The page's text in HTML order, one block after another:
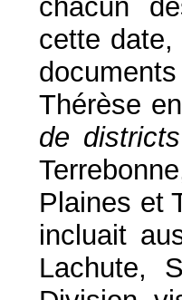
chacun
cette
Thérèse
de
Plaines et
incluait
Lachute,